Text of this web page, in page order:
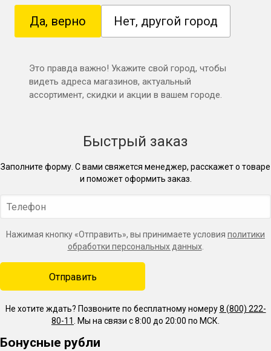
Да, верно Нет, другой город
Это правда важно! Укажите свой город, чтобы
видеть адреса магазинов, актуальный
ассортимент, скидки и акции в вашем городе.
Быстрый заказ
Заполните форму. С вами свяжется менеджер, расскажет о товаре
и поможет оформить заказ.
Нажимая кнопку «Отправить», вы принимаете условия политики
обработки персональных данных.
Не хотите ждать? Позвоните по бесплатному номеру8 (800) 222-
80-11. Мы на связи с 8:00 до 20:00 по МСК.
Бонусные рубли